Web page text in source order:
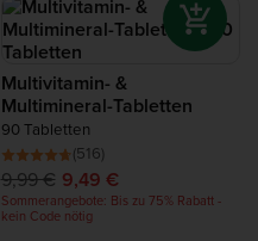
Multivitamin- &
Multimineral-Tabletten
90 Tabletten
(516)
9,99 € 9,49 €
Sommerangebote: Bis zu 75% Rabatt -
kein Code nötig